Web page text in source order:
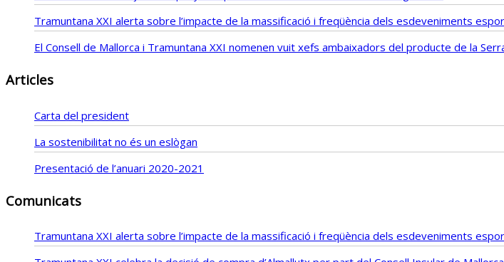
Tramuntana XXI alerta sobre l’impacte de la massificació i freqüència dels esdeveniments
El Consell de Mallorca i Tramuntana XXI nomenen vuit xefs ambaixadors del producte de la
Articles
Carta del president
La sostenibilitat no és un eslògan
Presentació de l’anuari 2020-2021
Comunicats
Tramuntana XXI alerta sobre l’impacte de la massificació i freqüència dels esdeveniments